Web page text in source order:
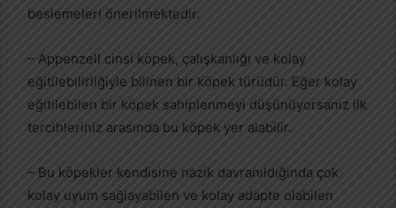
beslemeleri önerilmektedir.
– Appenzell cinsi köpek, çalışkanlığı ve kolay
eğitilebilirliğiyle bilinen bir köpek türüdür. Eğer kolay
eğitilebilen bir köpek sahiplenmeyi düşünüyorsanız ilk
tercihleriniz arasında bu köpek yer alabilir.
– Bu köpekler kendisine nazik davranıldığında çok
kolay uyum sağlayabilen ve kolay adapte olabilen